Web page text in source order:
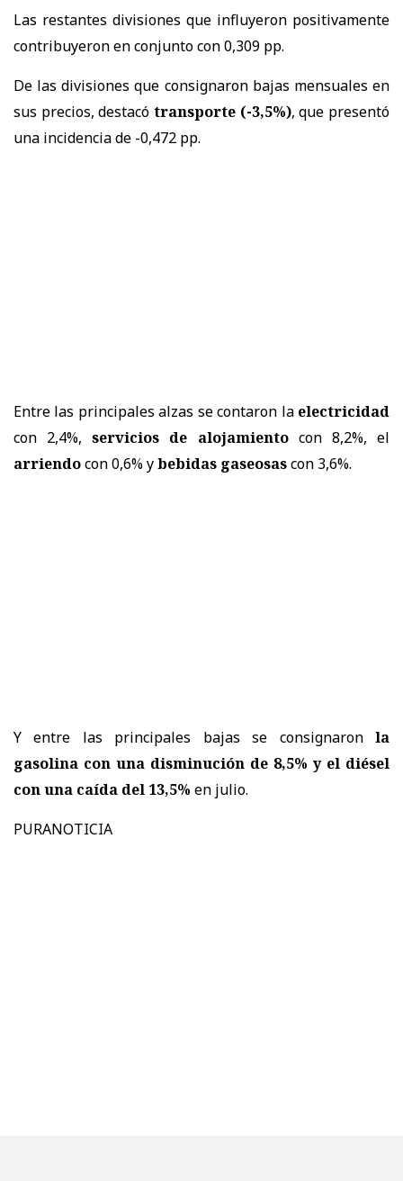
Las restantes divisiones que influyeron positivamente
contribuyeron en conjunto con 0,309 pp.
De las divisiones que consignaron bajas mensuales en
sus precios, destacó transporte (-3,5%), que presentó
una incidencia de -0,472 pp.
Entre las principales alzas se contaron la electricidad
con 2,4%,servicios de alojamientocon 8,2%, el
arriendocon 0,6% ybebidas gaseosascon 3,6%.
Y entre las principales bajas se consignaron la
gasolina con una disminución de 8,5% y el diésel
con una caída del 13,5% en julio.
PURANOTICIA